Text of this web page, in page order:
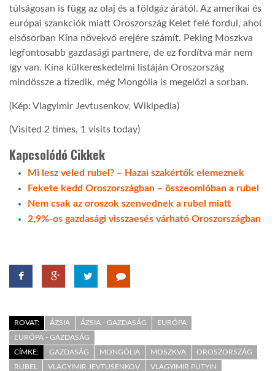
LATIMO.HU
GLOBOBOOK
túlságosan is függ az olaj és a földgáz árától. Az amerikai és
európai szankciók miatt Oroszország Kelet felé fordul, ahol
elsősorban Kína növekvő erejére számít. Peking Moszkva
legfontosabb gazdasági partnere, de ez fordítva már nem
így van. Kína külkereskedelmi listáján Oroszország
mindössze a tizedik, még Mongólia is megelőzi a sorban.
(Kép: Vlagyimir Jevtusenkov, Wikipedia)
(Visited 2 times, 1 visits today)
Kapcsolódó Cikkek
Mi lesz veled rubel? – Hazai szakértők elemeznek
Fekete kedd Oroszországban – összeomlóban a rubel
Nem csak az oroszok szenvednek a rubel miatt
2,9%-os gazdasági visszaesés várható Oroszországban
ROVAT: ÁZSIA ÁZSIA - GAZDASÁG
EURÓPA
EURÓPA - GAZDASÁG
CÍMKE:
GAZDASÁG MONGÓLIA MOSZKVA
OROSZORSZÁG
RUBEL
VLAGYIMIR JEVTUSENKOV VLAGYIMIR PUTYIN